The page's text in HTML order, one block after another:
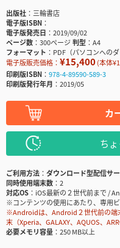
出版社
三輪書店
電子版ISBN
電子版発売日
2019/09/02
ページ数
300ページ判型
A4
フォーマット
PDF（パソコンへの
電子版販売価格： ¥15,400(本体
印刷版ISBN
978-4-89590-589-3
印刷版発行年月
2019/05
カ
ち
ご利用方法
ダウンロード型配信サー
同時使用端末数
2
対応OS
iOS最新の２世代前まで /
※コンテンツの使用にあたり、専用
※Androidは、Android２世代前の端
末（Xperia、GALAXY、AQUOS、
必要メモリ容量
250 MB以上